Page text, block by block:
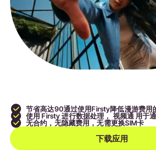
节省高达90通过使用Firsty降低漫游费用
使用 Firsty 进行数据处理， 视频通 用于
无合约，无隐藏费用，无需更换SIM卡
下载应用